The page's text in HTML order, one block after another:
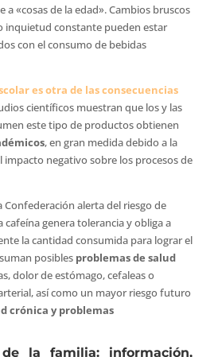
«cosas de la edad». Cambios bruscos
inquietud constante pueden estar
con el consumo de bebidas
es otra de las consecuencias
científicos muestran que los y las
este tipo de productos obtienen
, en gran medida debido a la
impacto negativo sobre los procesos de
Confederación alerta del riesgo de
cafeína genera tolerancia y obliga a
la cantidad consumida para lograr el
posibles problemas de salud
dolor de estómago, cefaleas o
así como un mayor riesgo futuro
crónica y problemas
la familia: información,